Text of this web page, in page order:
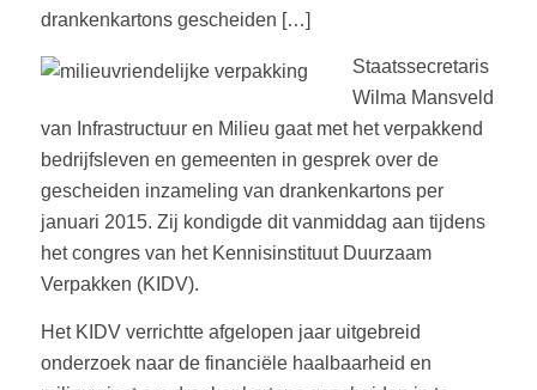
drankenkartons gescheiden […]
Staatssecretaris
Wilma Mansveld
van Infrastructuur en Milieu gaat met het verpakkend
bedrijfsleven en gemeenten in gesprek over de
gescheiden inzameling van drankenkartons per
januari 2015. Zij kondigde dit vanmiddag aan tijdens
het congres van het Kennisinstituut Duurzaam
Verpakken (KIDV).
Het KIDV verrichtte afgelopen jaar uitgebreid
onderzoek naar de financiële haalbaarheid en